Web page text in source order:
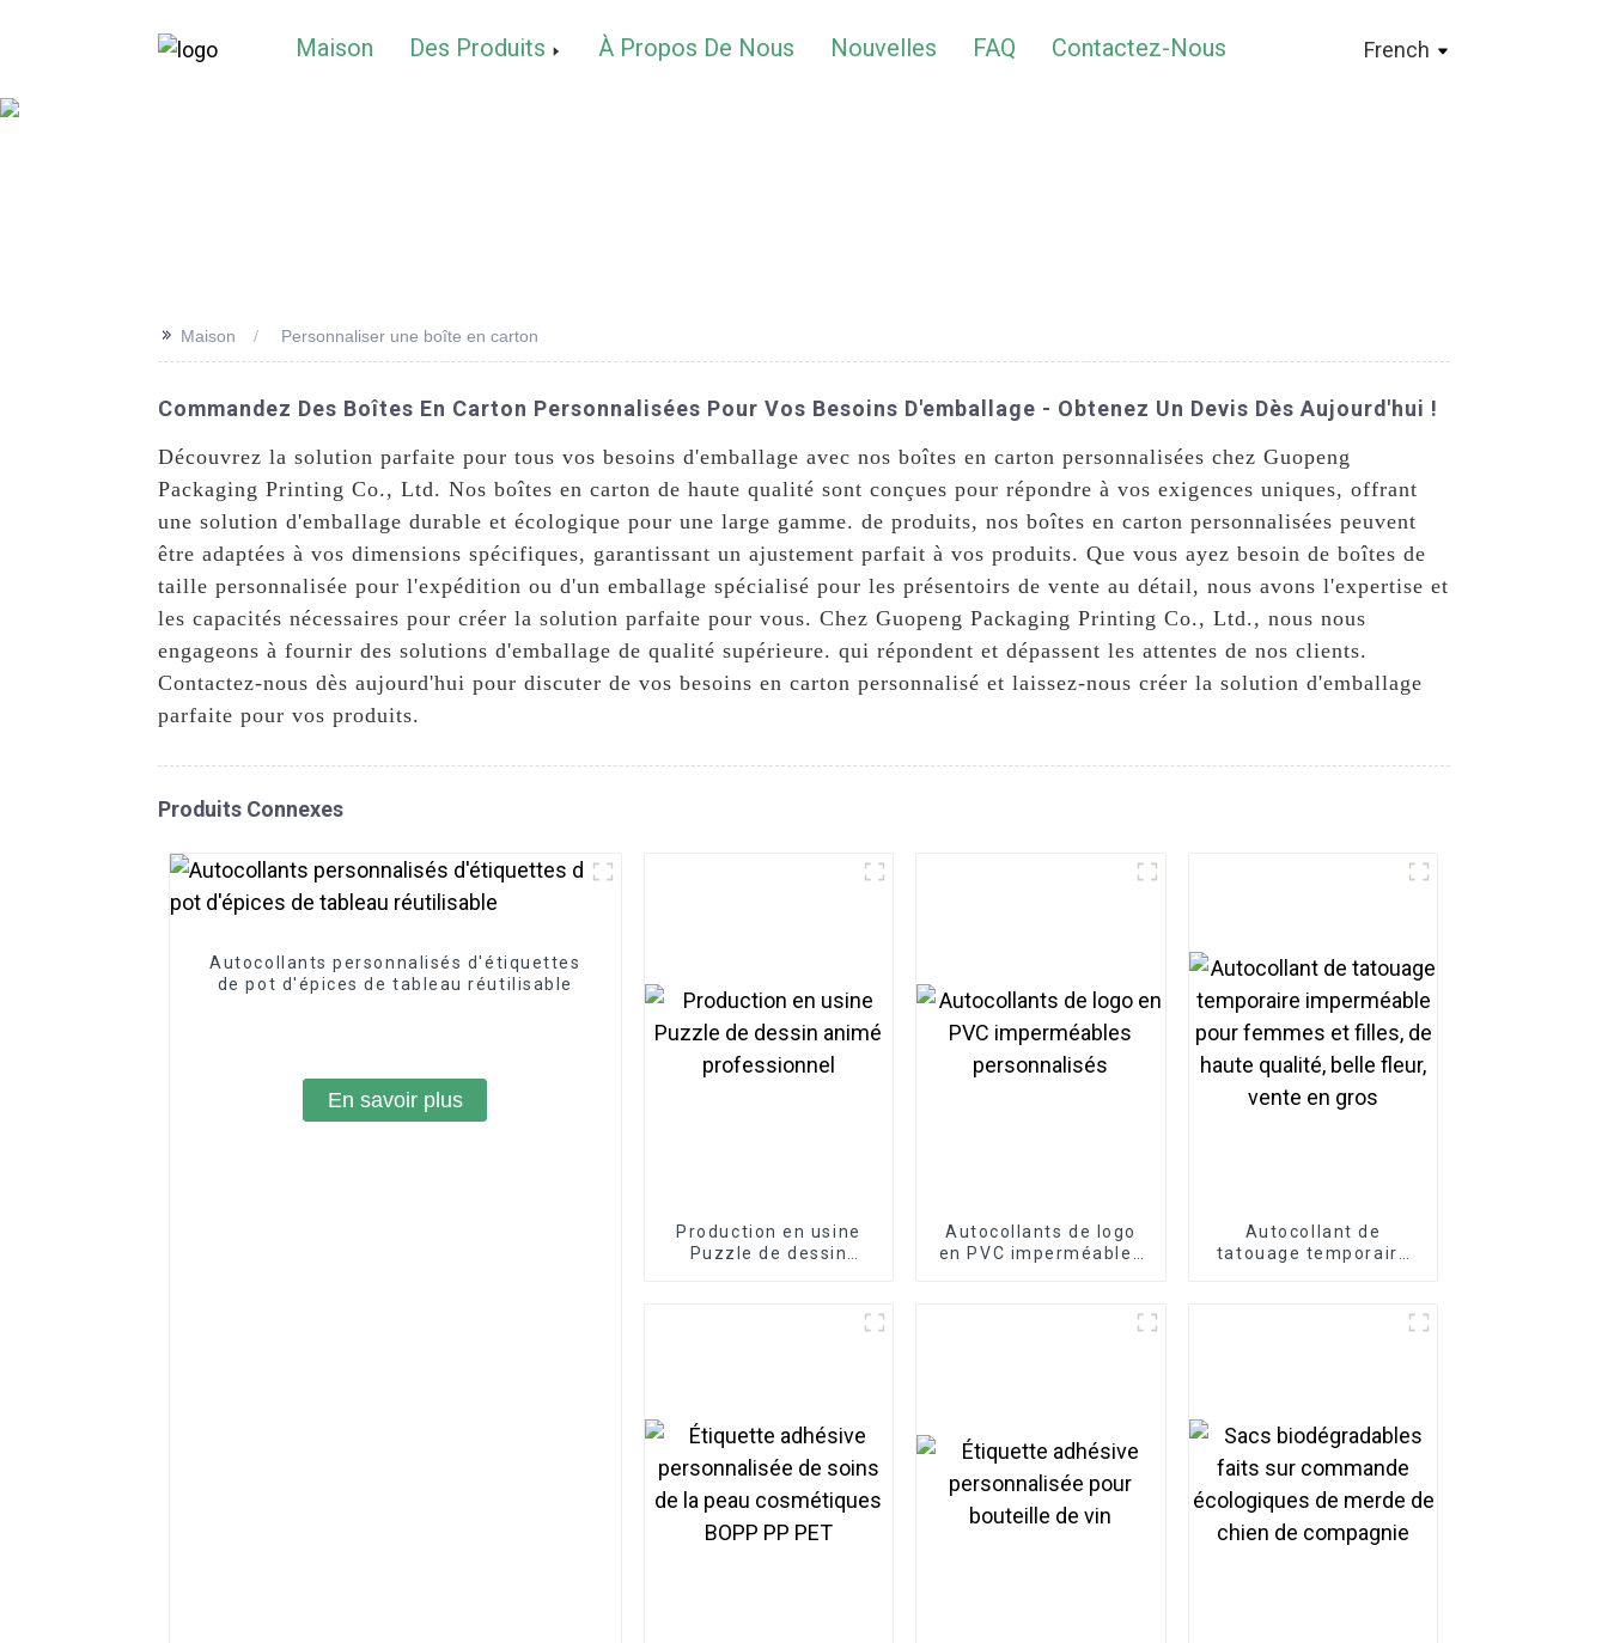
Maison Des Produits À Propos De Nous Nouvelles FAQ Contactez-Nous French
>> Maison Personnaliser une boîte en carton
Commandez Des Boîtes En Carton Personnalisées Pour Vos Besoins D'emballage - Obtenez Un Devis Dès Aujourd'hui !
Découvrez la solution parfaite pour tous vos besoins d'emballage avec nos boîtes en carton personnalisées chez Guopeng
Packaging Printing Co., Ltd. Nos boîtes en carton de haute qualité sont conçues pour répondre à vos exigences uniques, offrant
une solution d'emballage durable et écologique pour une large gamme. de produits, nos boîtes en carton personnalisées peuvent
être adaptées à vos dimensions spécifiques, garantissant un ajustement parfait à vos produits. Que vous ayez besoin de boîtes de
taille personnalisée pour l'expédition ou d'un emballage spécialisé pour les présentoirs de vente au détail, nous avons l'expertise et
les capacités nécessaires pour créer la solution parfaite pour vous. Chez Guopeng Packaging Printing Co., Ltd., nous nous
engageons à fournir des solutions d'emballage de qualité supérieure. qui répondent et dépassent les attentes de nos clients.
Contactez-nous dès aujourd'hui pour discuter de vos besoins en carton personnalisé et laissez-nous créer la solution d'emballage
parfaite pour vos produits.
Produits Connexes
Autocollants personnalisés d'étiquettes
de pot d'épices de tableau réutilisable
En savoir plus
Production en usine
Puzzle de dessin
Autocollants de logo
en PVC imperméables
Autocollant de
tatouage temporaire